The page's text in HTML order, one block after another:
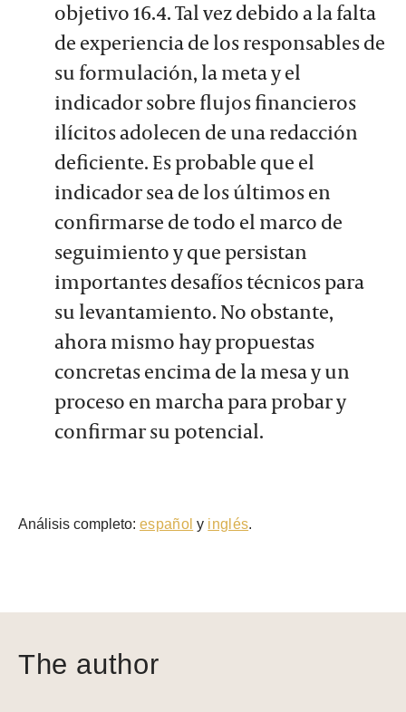
objetivo 16.4. Tal vez debido a la falta
de experiencia de los responsables de
su formulación, la meta y el
indicador sobre flujos financieros
ilícitos adolecen de una redacción
deficiente. Es probable que el
indicador sea de los últimos en
confirmarse de todo el marco de
seguimiento y que persistan
importantes desafíos técnicos para
su levantamiento. No obstante,
ahora mismo hay propuestas
concretas encima de la mesa y un
proceso en marcha para probar y
confirmar su potencial.
Análisis completo: español y inglés.
The author